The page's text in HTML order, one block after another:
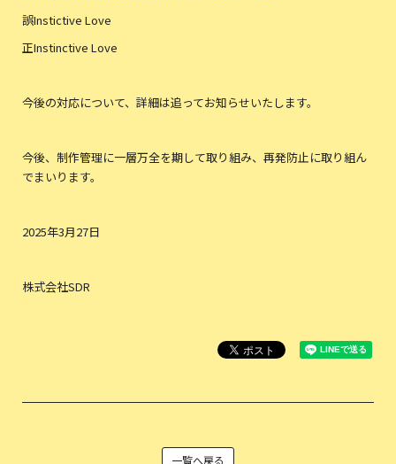
誤Instictive Love
正Instinctive Love
今後の対応について、詳細は追ってお知らせいたします。
今後、制作管理に一層万全を期して取り組み、再発防止に取り組ん
でまいります。
2025年3月27日
株式会社SDR
一覧へ戻る